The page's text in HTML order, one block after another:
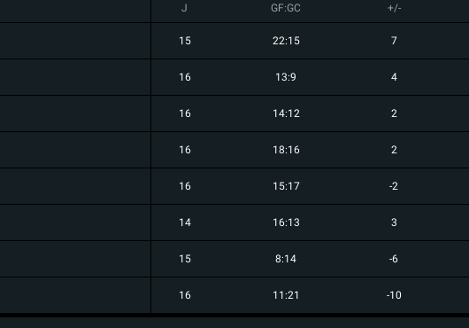
J GF:GC +/-
15 22:15 7
16 13:9 4
16 14:12 2
16 18:16 2
16 15:17 -2
14 16:13 3
15 8:14 -6
16 11:21 -10